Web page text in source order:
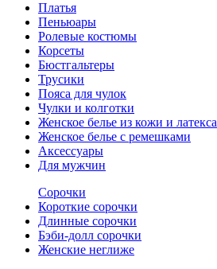
Платья
Пеньюары
Ролевые костюмы
Корсеты
Бюстгальтеры
Трусики
Пояса для чулок
Чулки и колготки
Женское белье из кожи и латекса
Женское белье с ремешками
Аксессуары
Для мужчин
Сорочки
Короткие сорочки
Длинные сорочки
Бэби-долл сорочки
Женские неглиже